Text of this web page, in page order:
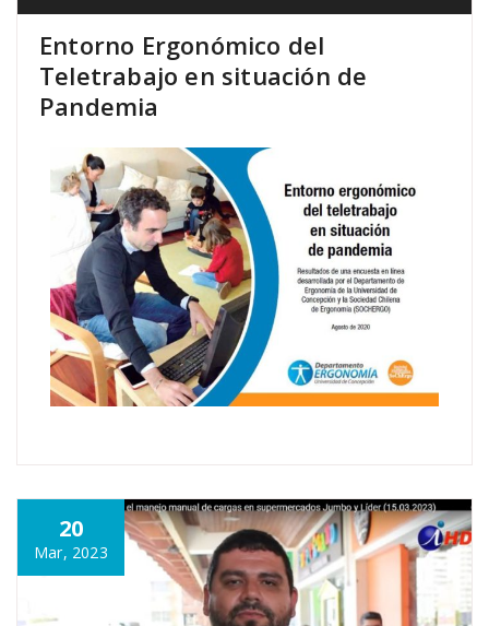
Entorno Ergonómico del
Teletrabajo en situación de
Pandemia
20
Mar, 2023